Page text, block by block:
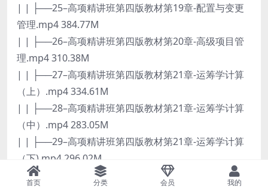
| | ├──25–高项精讲班第四版教材第19章-配置与变更
管理.mp4 384.77M
| | ├──26–高项精讲班第四版教材第20章-高级项目管
理.mp4 310.38M
| | ├──27–高项精讲班第四版教材第21章-运筹学计算
（上）.mp4 334.61M
| | ├──28–高项精讲班第四版教材第21章-运筹学计算
（中）.mp4 283.05M
| | ├──29–高项精讲班第四版教材第21章-运筹学计算
（下).mp4 296.02M
| | ├──3–2023年上半年高项第3-4版教材兼顾使用说
首页 分类 会员 我的